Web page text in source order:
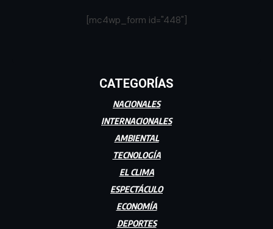
[mc4wp_form id="448"]
CATEGORÍAS
NACIONALES
INTERNACIONALES
AMBIENTAL
TECNOLOGÍA
EL CLIMA
ESPECTÁCULO
ECONOMÍA
DEPORTES